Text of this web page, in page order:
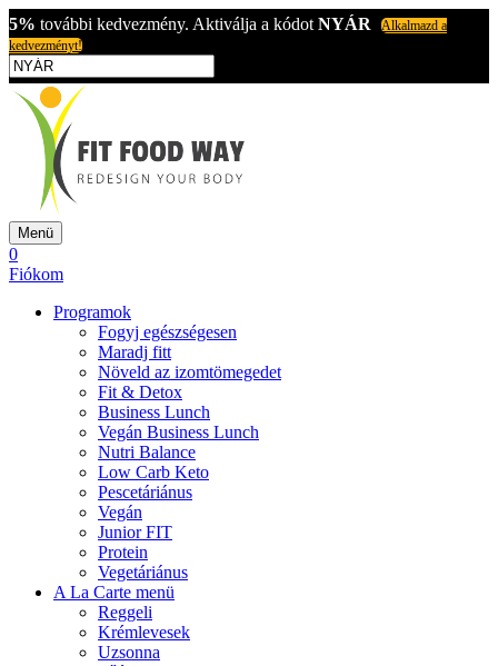
5% további kedvezmény. Aktiválja a kódot NYÁR
Alkalmazd a
kedvezményt!
Menü
0
Fiókom
Programok
Fogyj egészségesen
Maradj fitt
Növeld az izomtömegedet
Fit & Detox
Business Lunch
Vegán Business Lunch
Nutri Balance
Low Carb Keto
Pescetáriánus
Vegán
Junior FIT
Protein
Vegetáriánus
A La Carte menü
Reggeli
Krémlevesek
Uzsonna